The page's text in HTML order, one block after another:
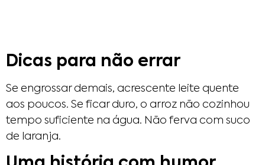
Dicas para não errar
Se engrossar demais, acrescente leite quente
aos poucos. Se ficar duro, o arroz não cozinhou
tempo suficiente na água. Não ferva com suco
de laranja.